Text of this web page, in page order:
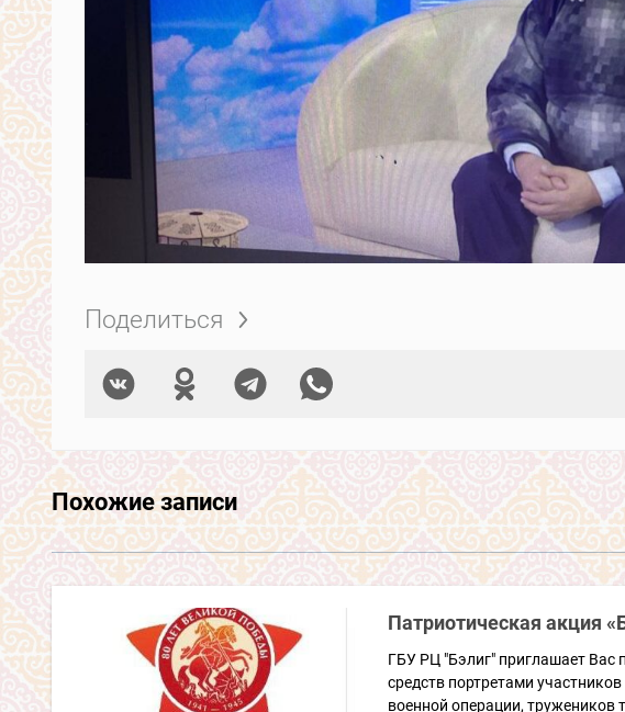
Поделиться
Похожие записи
Патриотическая акция
ГБУ РЦ "Бэлиг" приглашает Вас
средств портретами
военной операции, тружеников